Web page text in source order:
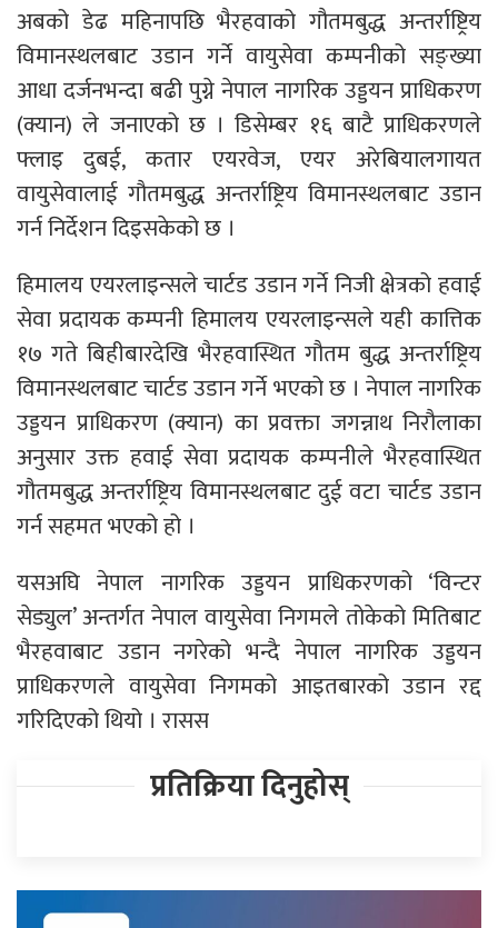
अबको डेढ महिनापछि भैरहवाको गौतमबुद्ध अन्तर्राष्ट्रिय
विमानस्थलबाट उडान गर्ने वायुसेवा कम्पनीको सङ्ख्या
आधा दर्जनभन्दा बढी पुग्ने नेपाल नागरिक उड्डयन प्राधिकरण
(क्यान) ले जनाएको छ । डिसेम्बर १६ बाटै प्राधिकरणले
फ्लाइ दुबई, कतार एयरवेज, एयर अरेबियालगायत
वायुसेवालाई गौतमबुद्ध अन्तर्राष्ट्रिय विमानस्थलबाट उडान
गर्न निर्देशन दिइसकेको छ ।
हिमालय एयरलाइन्सले चार्टड उडान गर्ने निजी क्षेत्रको हवाई
सेवा प्रदायक कम्पनी हिमालय एयरलाइन्सले यही कात्तिक
१७ गते बिहीबारदेखि भैरहवास्थित गौतम बुद्ध अन्तर्राष्ट्रिय
विमानस्थलबाट चार्टड उडान गर्ने भएको छ । नेपाल नागरिक
उड्डयन प्राधिकरण (क्यान) का प्रवक्ता जगन्नाथ निरौलाका
अनुसार उक्त हवाई सेवा प्रदायक कम्पनीले भैरहवास्थित
गौतमबुद्ध अन्तर्राष्ट्रिय विमानस्थलबाट दुई वटा चार्टड उडान
गर्न सहमत भएको हो ।
यसअघि नेपाल नागरिक उड्डयन प्राधिकरणको ‘विन्टर
सेड्युल’ अन्तर्गत नेपाल वायुसेवा निगमले तोकेको मितिबाट
भैरहवाबाट उडान नगरेको भन्दै नेपाल नागरिक उड्डयन
प्राधिकरणले वायुसेवा निगमको आइतबारको उडान रद्द
गरिदिएको थियो । रासस
प्रतिक्रिया दिनुहोस्